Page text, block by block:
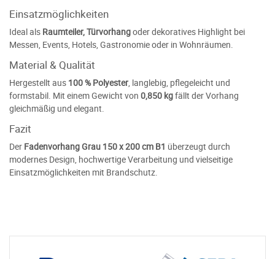
Einsatzmöglichkeiten
Ideal als Raumteiler, Türvorhangoder dekoratives Highlight bei
Messen, Events, Hotels, Gastronomie oder in Wohnräumen.
Material & Qualität
Hergestellt aus 100 % Polyester , langlebig, pflegeleicht und
formstabil. Mit einem Gewicht von 0,850 kgfällt der Vorhang
gleichmäßig und elegant.
Fazit
Der Fadenvorhang Grau 150 x 200 cm B1 überzeugt durch
modernes Design, hochwertige Verarbeitung und vielseitige
Einsatzmöglichkeiten mit Brandschutz.